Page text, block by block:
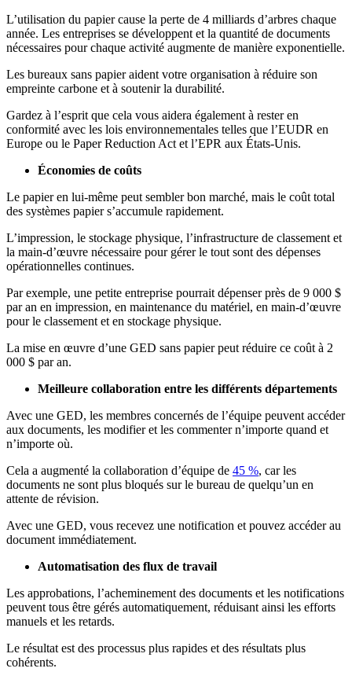
L’utilisation du papier cause la perte de 4 milliards d’arbres chaque
année. Les entreprises se développent et la quantité de documents
nécessaires pour chaque activité augmente de manière exponentielle.
Les bureaux sans papier aident votre organisation à réduire son
empreinte carbone et à soutenir la durabilité.
Gardez à l’esprit que cela vous aidera également à rester en
conformité avec les lois environnementales telles que l’EUDR en
Europe ou le Paper Reduction Act et l’EPR aux États-Unis.
Économies de coûts
Le papier en lui-même peut sembler bon marché, mais le coût total
des systèmes papier s’accumule rapidement.
L’impression, le stockage physique, l’infrastructure de classement et
la main-d’œuvre nécessaire pour gérer le tout sont des dépenses
opérationnelles continues.
Par exemple, une petite entreprise pourrait dépenser près de 9 000 $
par an en impression, en maintenance du matériel, en main-d’œuvre
pour le classement et en stockage physique.
La mise en œuvre d’une GED sans papier peut réduire ce coût à 2
000 $ par an.
Meilleure collaboration entre les différents départements
Avec une GED, les membres concernés de l’équipe peuvent accéder
aux documents, les modifier et les commenter n’importe quand et
n’importe où.
Cela a augmenté la collaboration d’équipe de 45 %, car les
documents ne sont plus bloqués sur le bureau de quelqu’un en
attente de révision.
Avec une GED, vous recevez une notification et pouvez accéder au
document immédiatement.
Automatisation des flux de travail
Les approbations, l’acheminement des documents et les notifications
peuvent tous être gérés automatiquement, réduisant ainsi les efforts
manuels et les retards.
Le résultat est des processus plus rapides et des résultats plus
cohérents.